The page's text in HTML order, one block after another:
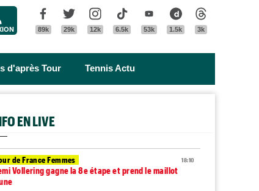
Facebook
89k
Twitter
29k
Instagram
12k
Tik Tok
6.5k
Youtube
53k
Dailymotion
1.5k 3k
d'après Tour Tennis Actu
EN LIVE
18:10
de France Femmes
Vollering gagne la 8e étape et prend le maillot